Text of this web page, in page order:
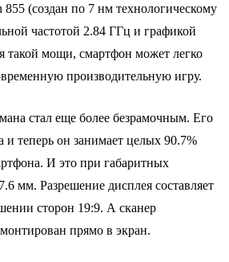
855 (создан по 7 нм технологическому
частотой 2.84 ГГц и графикой
такой мощи, смартфон может легко
производительную игру.
стал еще более безрамочным. Его
и теперь он занимает целых 90.7%
И это при габаритных
мм. Разрешение дисплея составляет
сторон 19:9. А сканер
прямо в экран.